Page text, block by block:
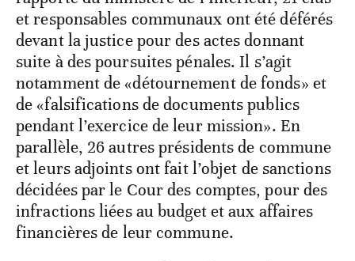
et responsables communaux ont été déférés
devant la justice pour des actes donnant
suite à des poursuites pénales. Il s’agit
notamment de «détournement de fonds» et
de «falsifications de documents publics
pendant l’exercice de leur mission». En
parallèle, 26 autres présidents de commune
et leurs adjoints ont fait l’objet de sanctions
décidées par le Cour des comptes, pour des
infractions liées au budget et aux affaires
financières de leur commune.